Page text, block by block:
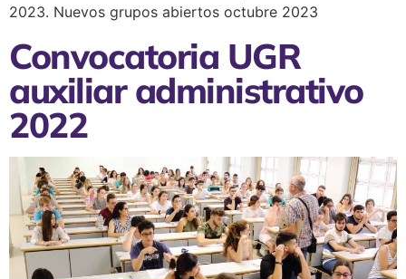
2023. Nuevos grupos abiertos octubre 2023
Convocatoria UGR
auxiliar administrativo
2022